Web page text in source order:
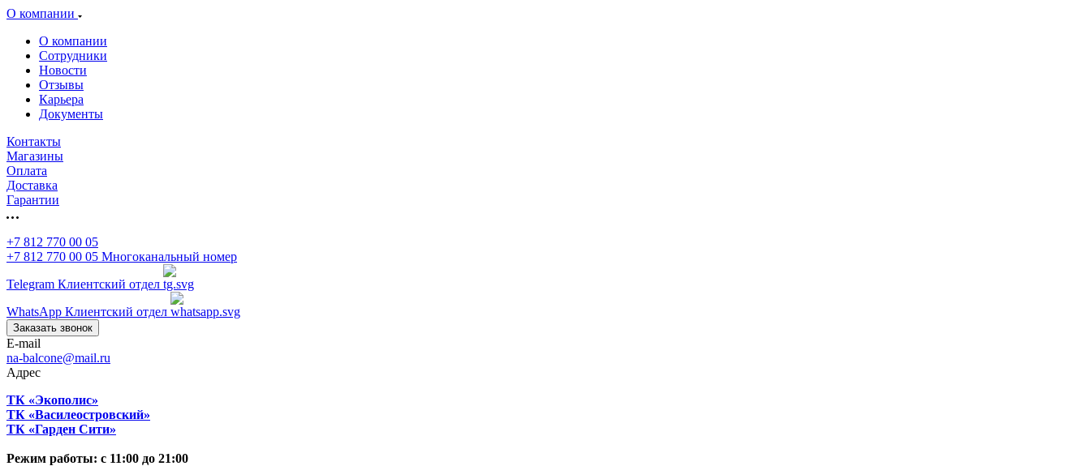
О компании
О компании
Сотрудники
Новости
Отзывы
Карьера
Документы
Контакты
Магазины
Оплата
Доставка
Гарантии
+7 812 770 00 05
+7 812 770 00 05 Многоканальный номер
Telegram Клиентский отдел
WhatsApp Клиентский отдел
Заказать звонок
E-mail
na-balcone@mail.ru
Адрес
ТК «Экополис»
ТК «Василеостровский»
ТК «Гарден Сити»
Режим работы: с 11:00 до 21:00